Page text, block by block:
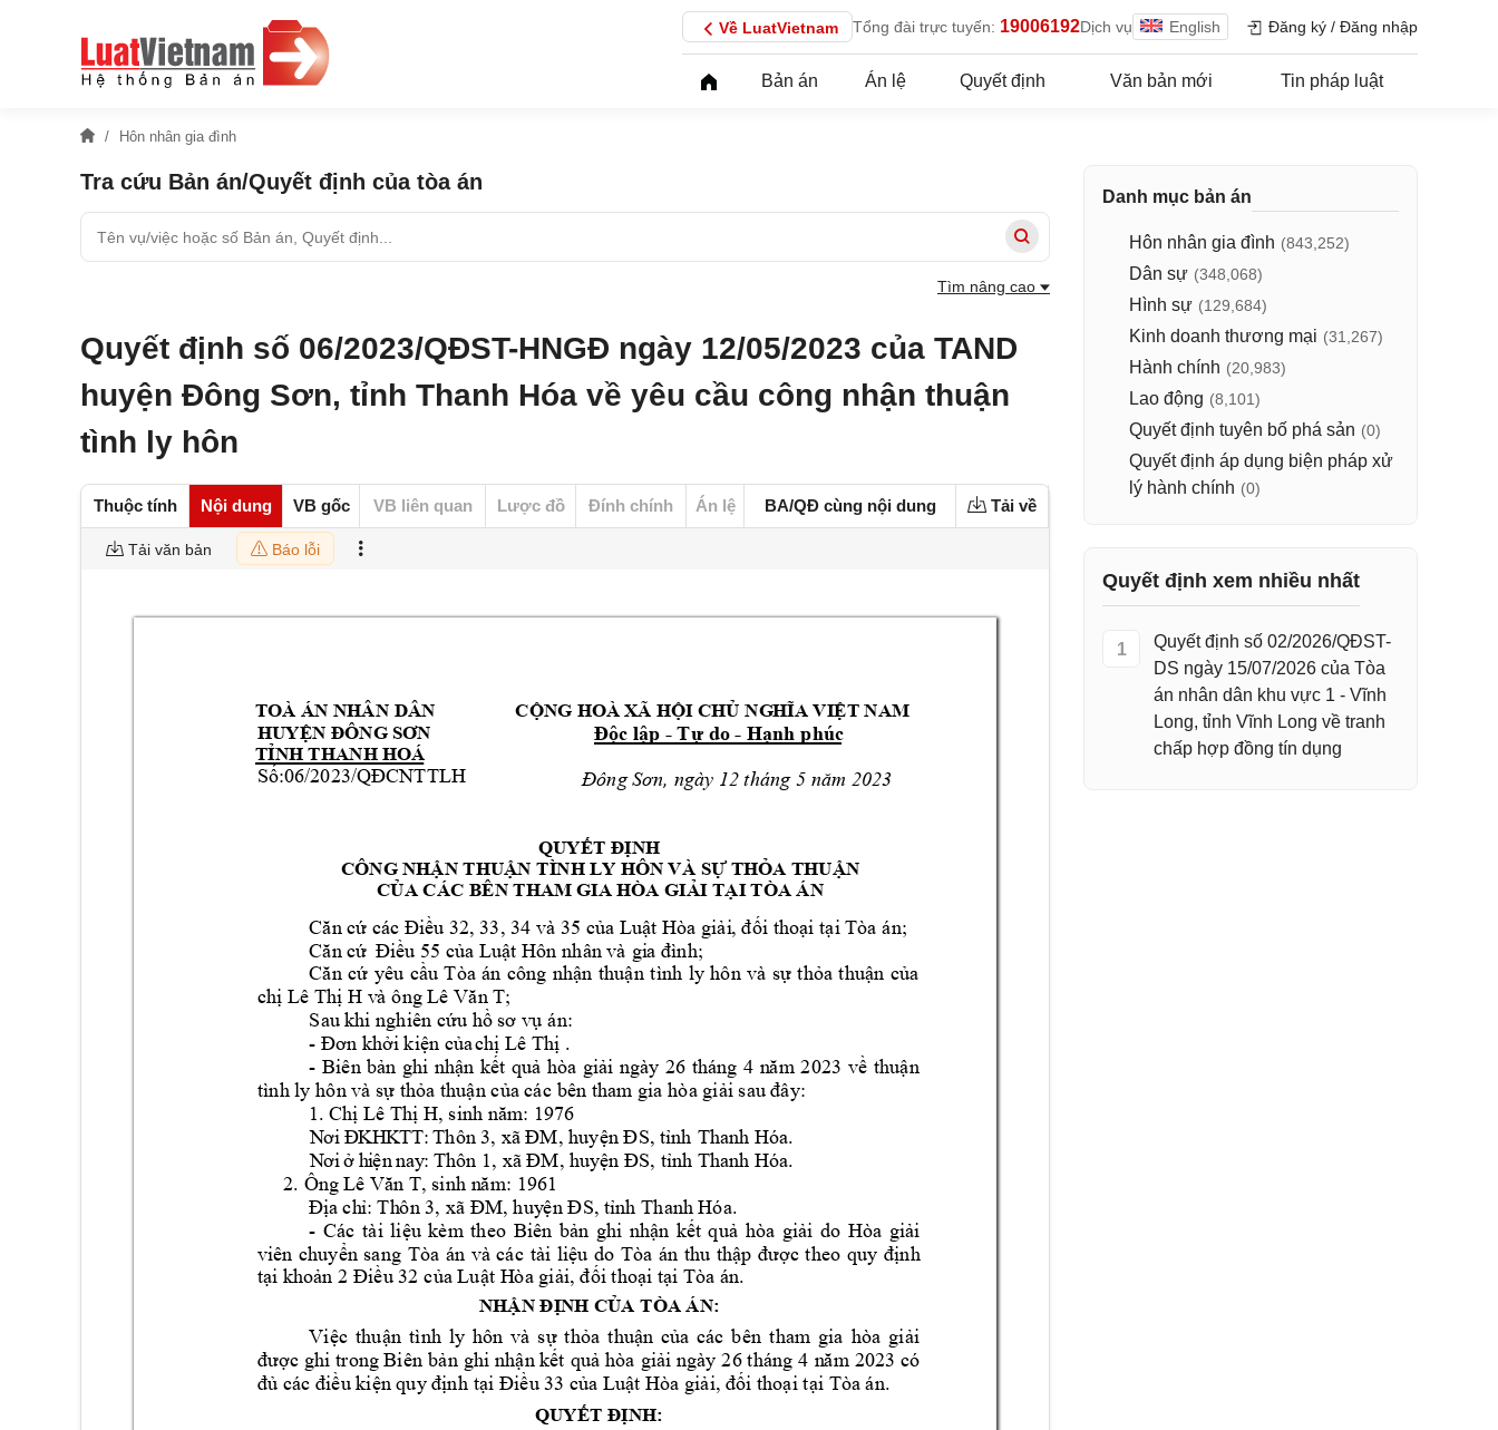
Về LuatVietnam Tổng đài trực tuyến: 19006192Dịch vụ English Đăng ký / Đăng nhập
Bản án Án lệ Quyết định Văn bản mới Tin pháp luật
Hôn nhân gia đình
Tra cứu Bản án/Quyết định của tòa án
Tìm nâng cao
Quyết định số 06/2023/QĐST-HNGĐ ngày 12/05/2023 của TAND
huyện Đông Sơn, tỉnh Thanh Hóa về yêu cầu công nhận thuận
tình ly hôn
Thuộc tính Nội dung VB gốc VB liên quan Lược đồ Đính chính Án lệ BA/QĐ cùng nội dung Tải về
Tải văn bản Báo lỗi
TOÀ ÁN NHÂN DÂN
HUYỆN ĐÔNG SƠN
TỈNH THANH HOÁ
Số:06/2023/QĐCNTTLH
     C
ỘNG HOÀ XÃ HỘI CHỦ NGHĨA VIỆT NAM
Độc lập - Tự do - Hạnh phúc
Đông Sơn, ngày 12 tháng 5 năm 2023
QUYẾT ĐỊNH
CÔNG NHẬN THUẬN TÌNH LY HÔN VÀ SỰ THỎA THUẬN
CỦA CÁC BÊN THAM GIA HÒA GIẢI TẠI TÒA ÁN
Căn cứ các Điều 32, 33, 34 và 35 của Luật Hòa giải, đối thoại tại Tòa án;
Căn cứ Điều 55 của Luật Hôn nhân và gia đình;
Căn cứ yêu cầu Tòa án công nhận thuận tình ly hôn và sự thỏa thuận của
chị Lê Thị H và ông Lê Văn T;
Sau khi nghiên cứu hồ sơ vụ án:
- Đơn khởi kiện củachị Lê Thị .
- Biên bản ghi nhận kết quả hòa giải ngày 26 tháng 4 năm 2023 về thuận
tình ly hôn và sự thỏa thuận của các bên tham gia hòa giải sau đây:
   1. Chị
Lê Thị H, sinh năm: 1976
Nơi ĐKHKTT: Thôn 3, xã ĐM, huyện ĐS, tỉnh Thanh Hóa.
Nơiở hiện nay: Thôn 1, xã ĐM, huyện ĐS, tỉnh Thanh Hóa.
2. Ông Lê Văn T, sinh năm: 1961
Địa chỉ: Thôn 3, xã ĐM, huyện ĐS, tỉnh Thanh Hóa.
- Các tài liệu kèm theo Biên bản ghi nhận kết quả hòa giải do Hòa giải
viên chuyển sang Tòa án và các tài liệu do Tòa án thu thập được theo quy định
tại khoản 2 Điều 32 của Luật Hòa giải, đối thoại tại Tòa án.
NHẬN ĐỊNH CỦA TÒA ÁN:
Việc thuận tình ly hôn và sự thỏa thuận của các bên tham gia hòa giải
được ghi trong Biên bản ghi nhận kết quả hòa giải ngày 26 tháng 4 năm 2023 có
đủ các điều kiện quy định tại Điều 33 của Luật Hòa giải, đối thoại tại Tòa án.
QUYẾT ĐỊNH:
Danh mục bản án
Hôn nhân gia đình (843,252)
Dân sự (348,068)
Hình sự (129,684)
Kinh doanh thương mại (31,267)
Hành chính (20,983)
Lao động (8,101)
Quyết định tuyên bố phá sản (0)
Quyết định áp dụng biện pháp xử
lý hành chính (0)
Quyết định xem nhiều nhất
1
Quyết định số 02/2026/QĐST-
DS ngày 15/07/2026 của Tòa
án nhân dân khu vực 1 - Vĩnh
Long, tỉnh Vĩnh Long về tranh
chấp hợp đồng tín dụng